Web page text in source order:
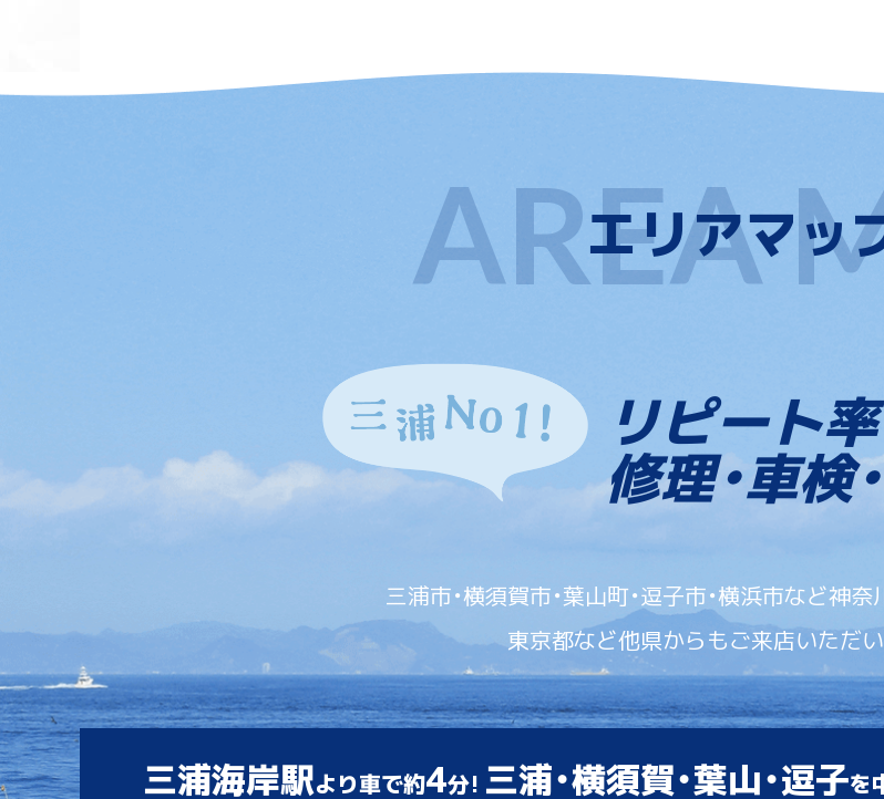
エリアマッ
リピート率
修理・車検
三浦市・横須賀市・葉山町・逗子市・横浜市など神
東京都など他県からもご来店いただい
三浦海岸駅より車で約4分! 三浦・横須賀・葉山・逗子を